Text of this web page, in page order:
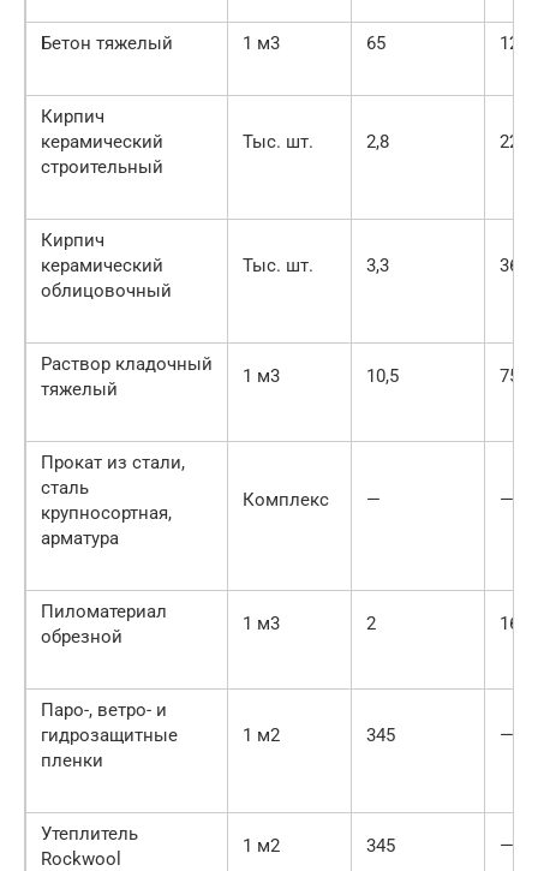
Бетон тяжелый 1 м3 65 120
Кирпич
керамический
строительный
Тыс. шт. 2,8 220
Кирпич
керамический
облицовочный
Тыс. шт. 3,3 365
Раствор кладочный
тяжелый
1 м3 10,5 75
Прокат из стали,
сталь
крупносортная,
арматура
Комплекс — —
Пиломатериал
обрезной
1 м3 2 165
Паро-, ветро- и
гидрозащитные
пленки
1 м2 345 —
Утеплитель
Rockwool
1 м2 345 —